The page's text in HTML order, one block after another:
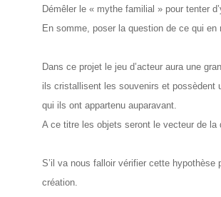
Démêler le « mythe familial » pour tenter
En somme, poser la question de ce qui en
Dans ce projet le jeu d’acteur aura une
ils cristallisent les souvenirs et possèdent
qui ils ont appartenu auparavant.
A ce titre les objets seront le vecteur de la
S’il va nous falloir vérifier cette
création.